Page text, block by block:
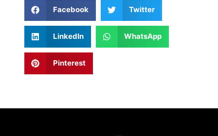
Facebook Twitter
LinkedIn WhatsApp
Pinterest